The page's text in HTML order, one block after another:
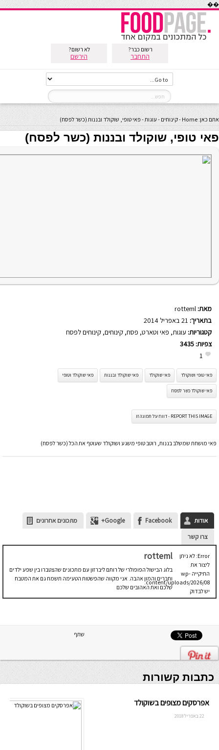
��
רשום כבר?
התחבר
לא רשום?
הירשם
אתם כאן: Home
-קינוחים - עוגות- פאי טופי, שוקולד ובננות (כשר לפסח)
פאי טופי, שוקולד ובננות (כשר לפסח)
מאת: rotteml
בתאריך:
קטגוריות: עוגות, פאי וטארט, פסח, קינוחים, קינוחים לפסח
צפיות: 3435
1
פאי טופי ושוקולד פאי שוקולד פאי שוקולד ובננות פאי שוקולד וטופי
פאי שוקולד כשר לפסח
REPORT THIS IMAGE - דווח על תמונה זו
פאי מושחת שמשלב בננות, רוטב טופי משגע ושוקולד שעוטף את הכל (כשר לפסח)
אודות Facebook
Google+
מתכונים אחרונים
צרו קשר
Error: לא ניתן
ליצור את
התיקייה wp-
content/uploads/2026/08.
יש לבדוק
שתיקיית האב
rotteml
בלוג הבישול הפופולרי של רותם ליברזון עם מתכונים שהצטברו בין שפע ילדים
וחברים והמון אהבה. אני מקווה שהפשטות הטעימה תשמח גם את המטבח
שלכם ואת האהובים שלכם
שתף
כתבות קשורות
אפרסקים מצופים בשוקולד
22 באפריל 2018